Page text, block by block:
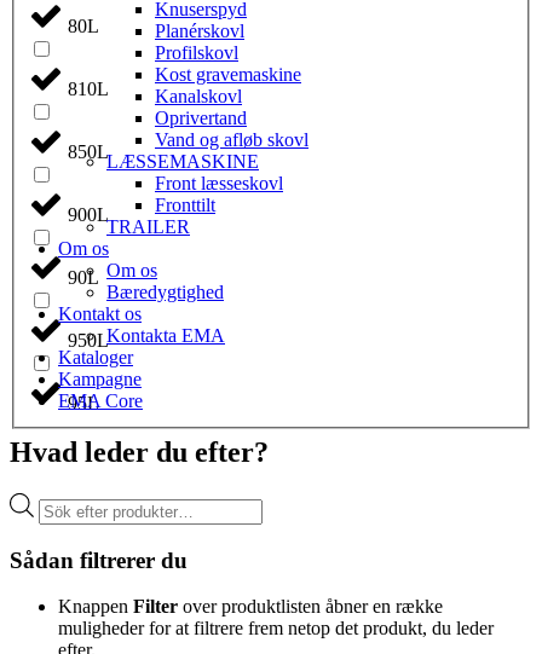
80L
810L
850L
900L
90L
950L
95L
Knuserspyd
Planérskovl
Profilskovl
Kost gravemaskine
Kanalskovl
Oprivertand
Vand og afløb skovl
LÆSSEMASKINE
Front læsseskovl
Fronttilt
TRAILER
Om os
Om os
Bæredygtighed
Kontakt os
Kontakta EMA
Kataloger
Kampagne
EMA Core
Hvad leder du efter?
Products
search
Sådan filtrerer du
Knappen Filter over produktlisten åbner en række
muligheder for at filtrere frem netop det produkt, du leder